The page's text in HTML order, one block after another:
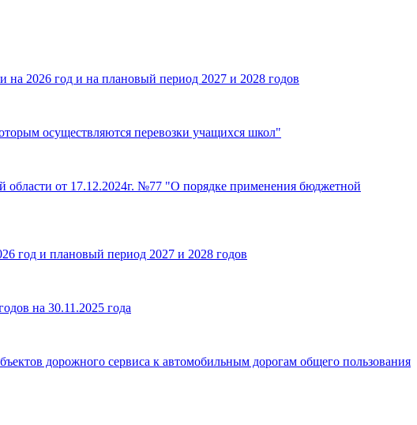
2026 год и на плановый период 2027 и 2028 годов
осуществляются перевозки учащихся школ"
области от 17.12.2024г. №77 "О порядке применения бюджетной
год и плановый период 2027 и 2028 годов
на 30.11.2025 года
дорожного сервиса к автомобильным дорогам общего пользования